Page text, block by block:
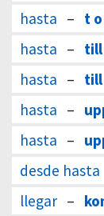
hasta – t
hasta – till
hasta – till
hasta –
hasta –
desde hasta
llegar –